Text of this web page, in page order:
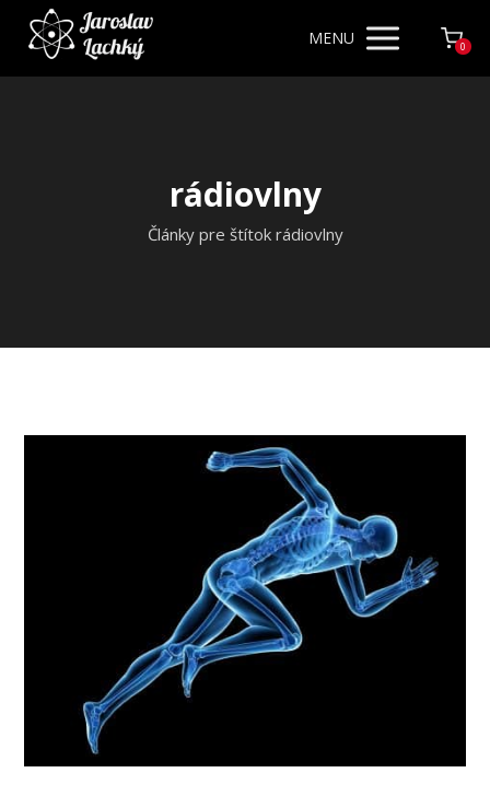
MENU 0
rádiovlny
Články pre štítok rádiovlny